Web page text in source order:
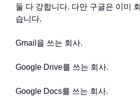
둘 다 강합니다. 다만 구글은 이미
습니다.
Gmail을 쓰는 회사.
Google Drive를 쓰는 회사.
Google Docs를 쓰는 회사.